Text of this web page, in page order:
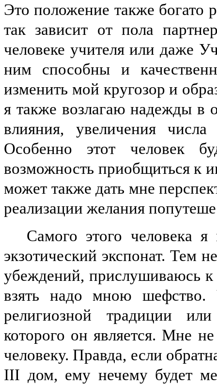
Это положение также богато
так зависит от пола
человеке учителя или даже
ним способны и
изменить мой кругозор и
я также возлагаю надежды в
влияния, увеличения
Особенно этот человек
возможность приобщиться к
может также дать мне
реализации желания
Самого этого человека
экзотический экспонат. Тем
убеждений, прислушиваюсь к
взять надо мною
религиозной традиции
которого он является. Мне
человеку. Правда, если
III дом, ему нечему будет